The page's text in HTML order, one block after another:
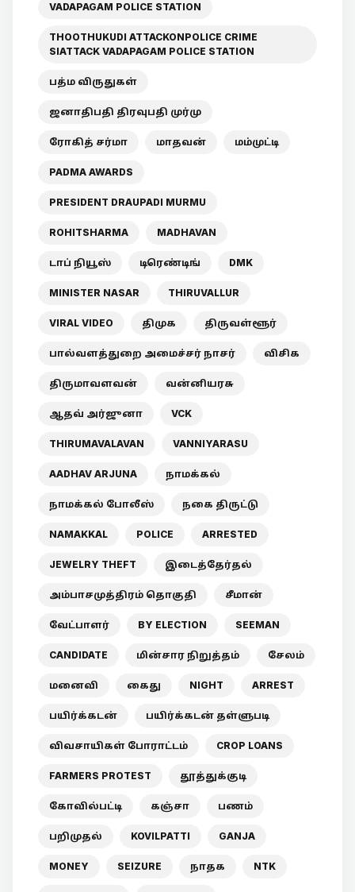
VADAPAGAM POLICE STATION
THOOTHUKUDI ATTACKONPOLICE CRIME
SIATTACK VADAPAGAM POLICE STATION
பத்ம விருதுகள்
ஜனாதிபதி திரவுபதி முர்மு
ரோகித் சர்மா மாதவன் மம்முட்டி
PADMA AWARDS
PRESIDENT DRAUPADI MURMU
ROHITSHARMA MADHAVAN
டாப் நியூஸ் டிரெண்டிங் DMK
MINISTER NASAR THIRUVALLUR
VIRAL VIDEO திமுக திருவள்ளூர்
பால்வளத்துறை அமைச்சர் நாசர் விசிக
திருமாவளவன் வன்னியரசு
ஆதவ் அர்ஜுனா VCK
THIRUMAVALAVAN VANNIYARASU
AADHAV ARJUNA நாமக்கல்
நாமக்கல் போலீஸ் நகை திருட்டு
NAMAKKAL POLICE ARRESTED
JEWELRY THEFT இடைத்தேர்தல்
அம்பாசமுத்திரம் தொகுதி சீமான்
வேட்பாளர் BY ELECTION SEEMAN
CANDIDATE மின்சார நிறுத்தம் சேலம்
மனைவி கைது NIGHT ARREST
பயிர்க்கடன் பயிர்க்கடன் தள்ளுபடி
விவசாயிகள் போராட்டம் CROP LOANS
FARMERS PROTEST தூத்துக்குடி
கோவில்பட்டி கஞ்சா பணம்
பறிமுதல் KOVILPATTI GANJA
MONEY SEIZURE நாதக NTK